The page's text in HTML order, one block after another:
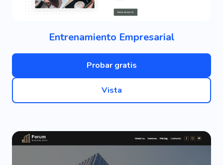
Entrenamiento Empresarial
Probar gratis
Vista